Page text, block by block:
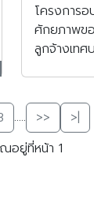
โครงการ
ศักยภาพข
ลูกจ้างเทศ
..... >>
>|
อยู่ที่หน้า 1